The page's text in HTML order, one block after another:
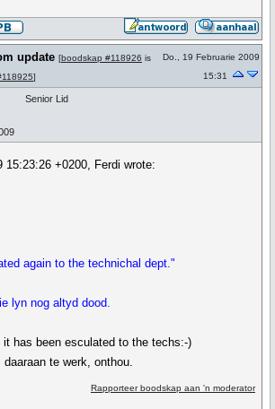
update [boodskap #118926 is
]
Do., 19 Februarie 2009
15:31
Senior Lid
15:23:26 +0200, Ferdi wrote:
again to the technichal dept."
lyn nog altyd dood.
has been esculated to the techs:-)
daaraan te werk, onthou.
Rapporteer boodskap aan 'n moderator